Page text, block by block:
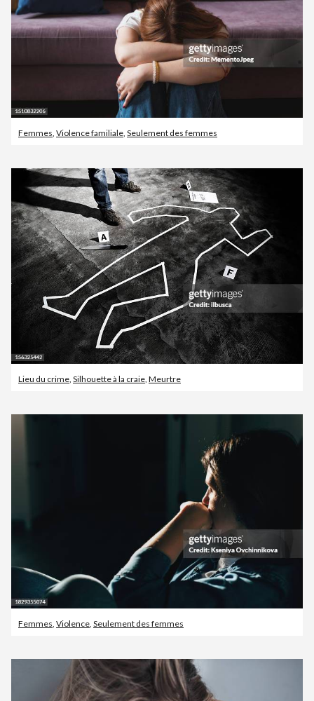
Femmes, Violence familiale, Seulement des femmes
Lieu du crime Silhouette à la craie Meurtre
Femmes, Violence, Seulement des femmes